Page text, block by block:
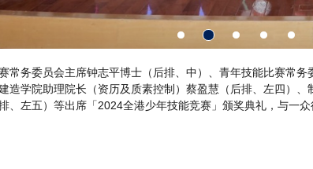
青年技能比赛常务委员会主席钟志平博士在颁奖典礼上致辞时
们对专业技能的兴趣